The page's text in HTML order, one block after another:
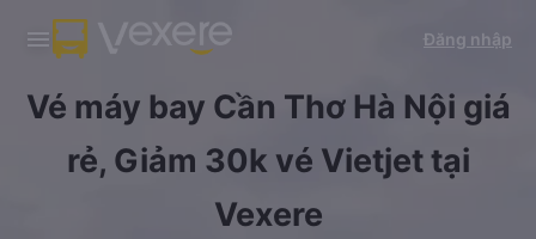
Tải app Vexere ngay!
Nhận ưu đãi thành viên độc
Mở app
Tải app Vexere
-30k/ghế khi đặt vé máy bay qua
Mở app
Đăng nhập
Vé máy bay Cần Thơ Hà Nội giá
rẻ, Giảm 30k vé Vietjet tại
Vexere